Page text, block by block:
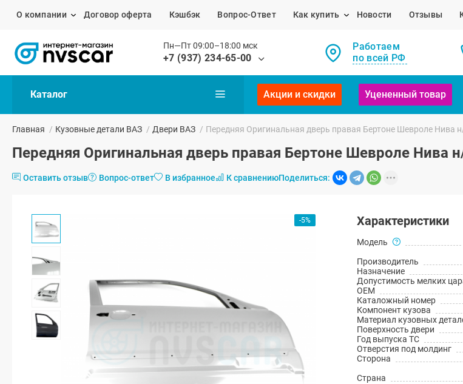
О компании Договор оферта Кэшбэк Вопрос-Ответ Как купить Новости Отзывы
Пн—Пт 09:00–18:00 мск
+7 (937) 234-65-00
Работаем
по всей РФ
Каталог Акции и скидки Уцененный товар
Главная / Кузовные детали ВАЗ / Двери ВАЗ / Передняя Оригинальная дверь правая Бертоне Шевроле Нива
Передняя Оригинальная дверь правая Бертоне Шевроле Нива
Оставить отзыв Вопрос-ответ В избранное К сравнениюПоделиться:
-5% Характеристики
Модель
Производитель
Назначение
Допустимость мелких
OEM
Каталожный номер
Компонент кузова
Материал кузовных
Поверхность двери
Год выпуска ТС
Отверстия под молдинг
Сторона
Страна